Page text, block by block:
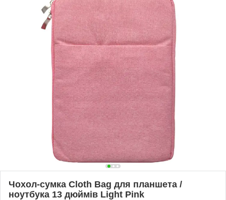
Чохол-сумка Cloth Bag для планшета /
ноутбука 13 дюймів Light Pink